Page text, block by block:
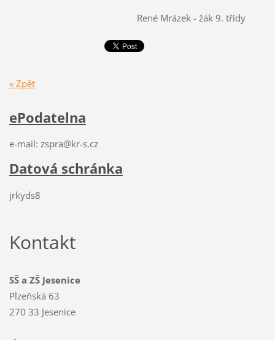
René Mrázek - žák 9. třídy
« Zpět
ePodatelna
e-mail: zspra@kr-s.cz
Datová schránka
jrkyds8
Kontakt
SŠ a ZŠ Jesenice
Plzeňská 63
270 33 Jesenice